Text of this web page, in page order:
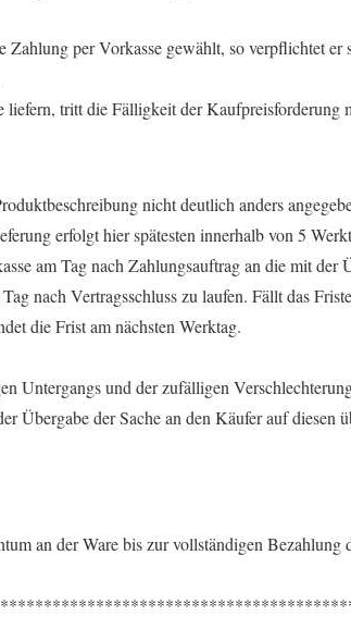
Zahlung per Vorkasse gewählt, so verpflichtet
liefern, tritt die Fälligkeit der Kaufpreisforderung
nicht deutlich anders
erfolgt hier spätesten innerhalb von 5
am Tag nach Zahlungsauftrag an die mit
nach Vertragsschluss zu laufen. Fällt das
die Frist am nächsten Werktag.
Untergangs und der zufälligen
Übergabe der Sache an den Käufer auf diesen
an der Ware bis zur vollständigen Bezahlung